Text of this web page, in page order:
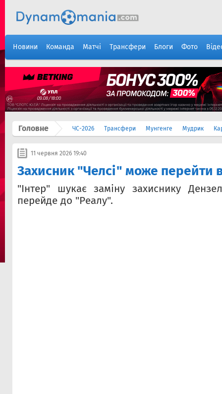
Новини Команда Матчі Трансфери Блоги Фото
Головне ЧС-2026 Трансфери Мунгенге Мудрик
11 червня 2026 19:40
Захисник "Челсі" може перейти
"Інтер" шукає заміну захиснику
перейде до "Реалу".